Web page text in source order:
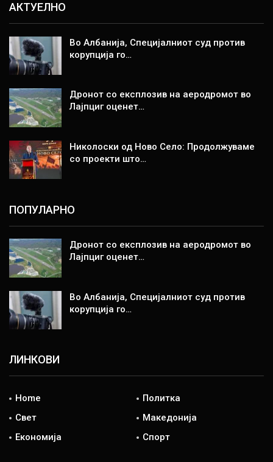
АКТУЕЛНО
Во Албанија, Специјалниот суд против
корупција го…
Дронот со експлозив на аеродромот во
Лајпциг оценет…
Николоски од Ново Село: Продолжуваме
со проекти што…
ПОПУЛАРНО
Дронот со експлозив на аеродромот во
Лајпциг оценет…
Во Албанија, Специјалниот суд против
корупција го…
ЛИНКОВИ
Home
Политка
Свет
Македонија
Економија
Спорт